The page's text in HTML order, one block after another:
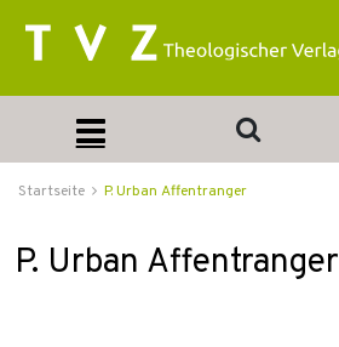
Startseite P. Urban Affentranger
P. Urban Affentranger